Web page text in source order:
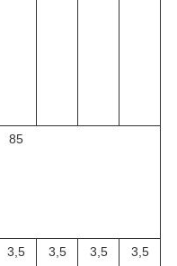
85
3,5 3,5 3,5 3,5